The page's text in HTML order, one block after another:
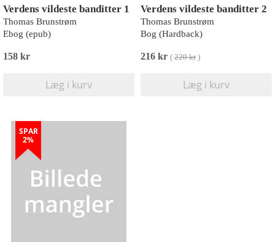
Verdens vildeste banditter 1
Thomas Brunstrøm
Ebog (epub)
158 kr
Læg i kurv
Verdens vildeste banditter 2
Thomas Brunstrøm
Bog (Hardback)
216 kr ( 220 kr)
Læg i kurv
SPAR
2%